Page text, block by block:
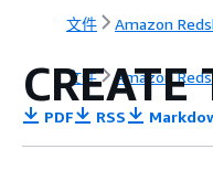
文件 Amazon
文件 Amazon
CREATE
PDF RSS